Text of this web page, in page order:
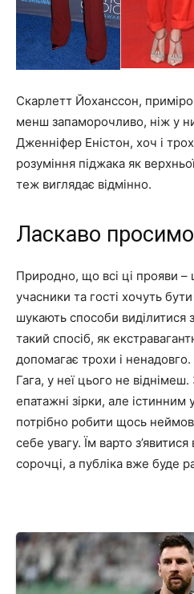
Скарлетт Йоханссон,
менш запаморочливо, ніж у
Дженніфер Еністон, хоч і
розуміння піджака як
теж виглядає відмінно.
Ласкаво
Природно, що всі ці прояви
учасники та гості хочуть
шукають способи виділитися
такий спосіб, як
допомагає трохи і
Гага, у неї цього не
епатажні зірки, але
потрібно робити щось
себе увагу. Їм варто
сорочці, а публіка вже буде